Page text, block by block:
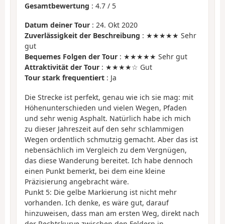
Gesamtbewertung : 4.7 / 5
Datum deiner Tour : 24. Okt 2020
Zuverlässigkeit der Beschreibung : ★★★★★ Sehr
gut
Bequemes Folgen der Tour : ★★★★★ Sehr gut
Attraktivität der Tour : ★★★★☆ Gut
Tour stark frequentiert : Ja
Die Strecke ist perfekt, genau wie ich sie mag: mit
Höhenunterschieden und vielen Wegen, Pfaden
und sehr wenig Asphalt. Natürlich habe ich mich
zu dieser Jahreszeit auf den sehr schlammigen
Wegen ordentlich schmutzig gemacht. Aber das ist
nebensächlich im Vergleich zu dem Vergnügen,
das diese Wanderung bereitet. Ich habe dennoch
einen Punkt bemerkt, bei dem eine kleine
Präzisierung angebracht wäre.
Punkt 5: Die gelbe Markierung ist nicht mehr
vorhanden. Ich denke, es wäre gut, darauf
hinzuweisen, dass man am ersten Weg, direkt nach